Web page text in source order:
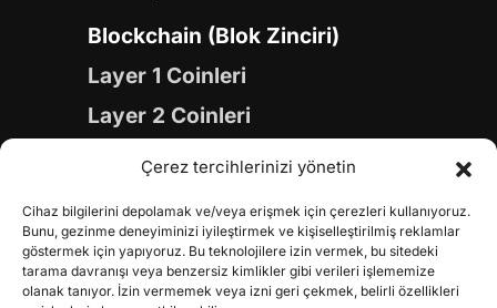
Çerez tercihlerinizi yönetin
Cihaz bilgilerini depolamak ve/veya erişmek için çerezleri kullanıyoruz.
Bunu, gezinme deneyiminizi iyileştirmek ve kişiselleştirilmiş reklamlar
göstermek için yapıyoruz. Bu teknolojilere izin vermek, bu sitedeki
tarama davranışı veya benzersiz kimlikler gibi verileri işlememize
olanak tanıyor. İzin vermemek veya izni geri çekmek, belirli özellikleri
Blockchain (Blok Zinciri)
Layer 1 Coinleri
Layer 2 Coinleri
Yapay Zeka (AI) Coinleri
Gaming Coinleri
RWA Coinleri